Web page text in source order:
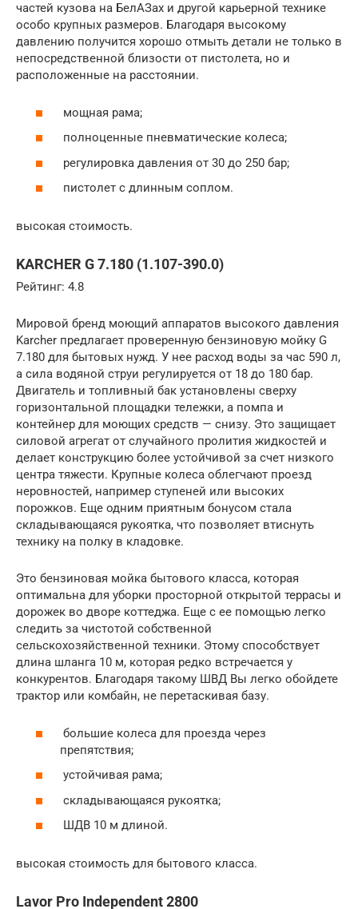
частей кузова на БелАЗах и другой карьерной технике
особо крупных размеров. Благодаря высокому
давлению получится хорошо отмыть детали не только в
непосредственной близости от пистолета, но и
расположенные на расстоянии.
мощная рама;
полноценные пневматические колеса;
регулировка давления от 30 до 250 бар;
пистолет с длинным соплом.
высокая стоимость.
KARCHER G 7.180 (1.107-390.0)
Рейтинг: 4.8
Мировой бренд моющий аппаратов высокого давления
Karcher предлагает проверенную бензиновую мойку G
7.180 для бытовых нужд. У нее расход воды за час 590 л,
а сила водяной струи регулируется от 18 до 180 бар.
Двигатель и топливный бак установлены сверху
горизонтальной площадки тележки, а помпа и
контейнер для моющих средств — снизу. Это защищает
силовой агрегат от случайного пролития жидкостей и
делает конструкцию более устойчивой за счет низкого
центра тяжести. Крупные колеса облегчают проезд
неровностей, например ступеней или высоких
порожков. Еще одним приятным бонусом стала
складывающаяся рукоятка, что позволяет втиснуть
технику на полку в кладовке.
Это бензиновая мойка бытового класса, которая
оптимальна для уборки просторной открытой террасы и
дорожек во дворе коттеджа. Еще с ее помощью легко
следить за чистотой собственной
сельскохозяйственной техники. Этому способствует
длина шланга 10 м, которая редко встречается у
конкурентов. Благодаря такому ШВД Вы легко обойдете
трактор или комбайн, не перетаскивая базу.
большие колеса для проезда через
препятствия;
устойчивая рама;
складывающаяся рукоятка;
ШДВ 10 м длиной.
высокая стоимость для бытового класса.
Lavor Pro Independent 2800